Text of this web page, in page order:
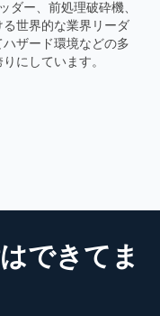
ダー、前処理破砕機、
世界的な業界リーダ
ザード環境などの多
にしています。
できてま